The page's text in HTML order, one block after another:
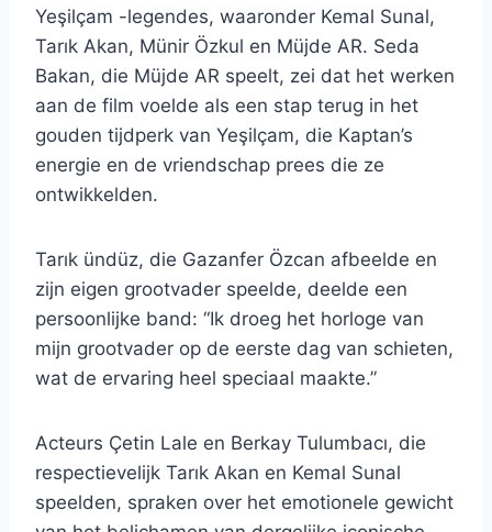
Yeşilçam -legendes, waaronder Kemal Sunal,
Tarık Akan, Münir Özkul en Müjde AR. Seda
Bakan, die Müjde AR speelt, zei dat het werken
aan de film voelde als een stap terug in het
gouden tijdperk van Yeşilçam, die Kaptan’s
energie en de vriendschap prees die ze
ontwikkelden.
Tarık ündüz, die Gazanfer Özcan afbeelde en
zijn eigen grootvader speelde, deelde een
persoonlijke band: “Ik droeg het horloge van
mijn grootvader op de eerste dag van schieten,
wat de ervaring heel speciaal maakte.”
Acteurs Çetin Lale en Berkay Tulumbacı, die
respectievelijk Tarık Akan en Kemal Sunal
speelden, spraken over het emotionele gewicht